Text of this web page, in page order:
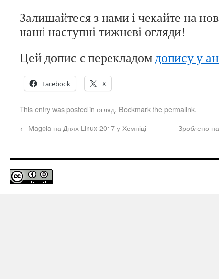
Залишайтеся з нами і чекайте на
наші наступні тижневі огляди!
Цей допис є перекладомдопису у
Facebook X
This entry was posted in огляд. Bookmark thepermalink.
← Mageia на Днях Linux 2017 у Хемніці Зроблено